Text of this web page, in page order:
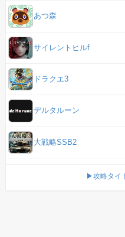
あつ森
サイレントヒルf
ドラクエ3
デルタルーン
大戦略SSB2
▶攻略タイ